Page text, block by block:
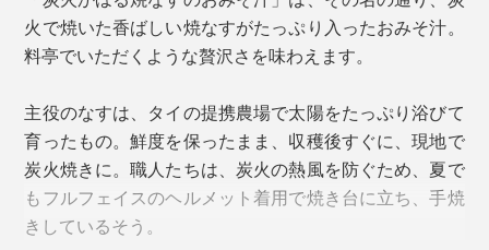
火で焼いた香ばしい焼なすがたっぷり入ったおみそ汁。
料亭でいただくような贅沢さを味わえます。
主役のなすは、タイの提携農場で太陽をたっぷり浴びて
育ったもの。鮮度を保ったまま、収穫後すぐに、現地で
炭火焼きに。職人たちは、炭火の熱風を防ぐため、夏で
もフルフェイスのヘルメット着用で焼き台に立ち、手焼
きしているそう。